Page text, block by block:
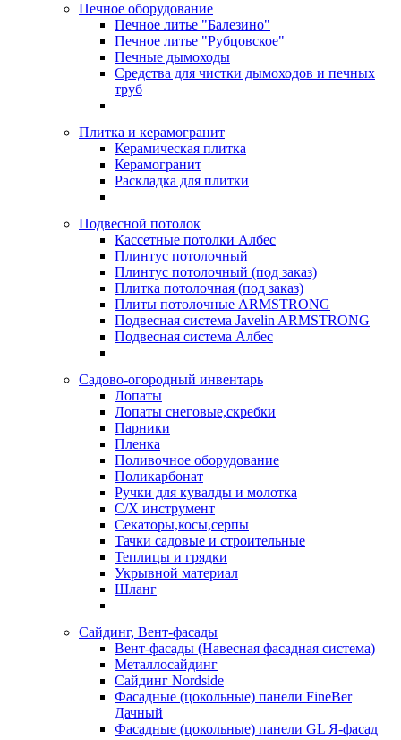
Печное оборудование
Печное литье "Балезино"
Печное литье "Рубцовское"
Печные дымоходы
Средства для чистки дымоходов и печных
труб
Плитка и керамогранит
Керамическая плитка
Керамогранит
Раскладка для плитки
Подвесной потолок
Кассетные потолки Албес
Плинтус потолочный
Плинтус потолочный (под заказ)
Плитка потолочная (под заказ)
Плиты потолочные ARMSTRONG
Подвесная система Javelin ARMSTRONG
Подвесная система Албес
Садово-огородный инвентарь
Лопаты
Лопаты снеговые,скребки
Парники
Пленка
Поливочное оборудование
Поликарбонат
Ручки для кувалды и молотка
С/Х инструмент
Секаторы,косы,серпы
Тачки садовые и строительные
Теплицы и грядки
Укрывной материал
Шланг
Сайдинг, Вент-фасады
Вент-фасады (Навесная фасадная система)
Металлосайдинг
Сайдинг Nordside
Фасадные (цокольные) панели FineBer
Дачный
Фасадные (цокольные) панели GL Я-фасад